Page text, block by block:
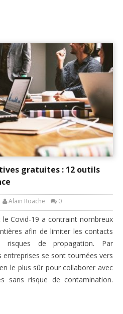
gratuites : 12 outils
Alain Roache 0
le Covid-19 a contraint nombreux
afin de limiter les contacts
risques de propagation. Par
se sont tournées vers
le plus sûr pour collaborer avec
sans risque de contamination.